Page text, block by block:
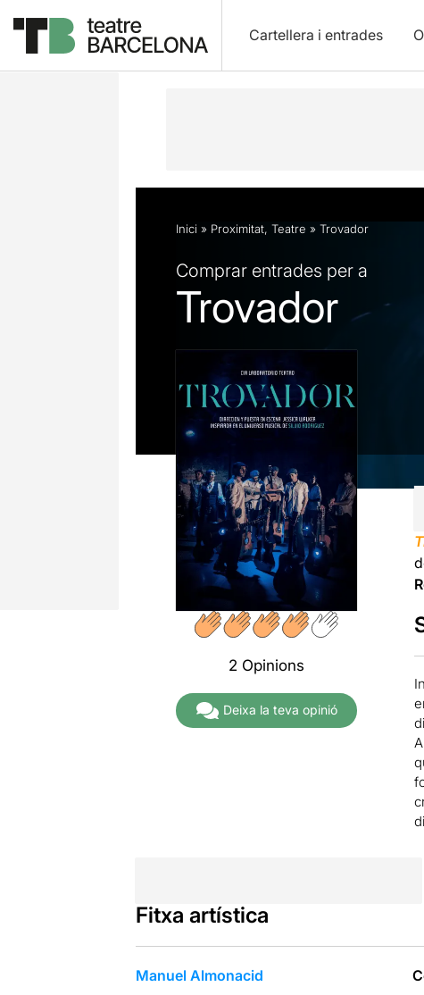
Cartellera i entrades
Descripció Fitxa artística Fotos i vídeos
Inici » Proximitat, Teatre » Trovador
Comprar entrades per a
Trovador
2 Opinions
Deixa la teva opinió
Fitxa artística
Manuel Almonacid